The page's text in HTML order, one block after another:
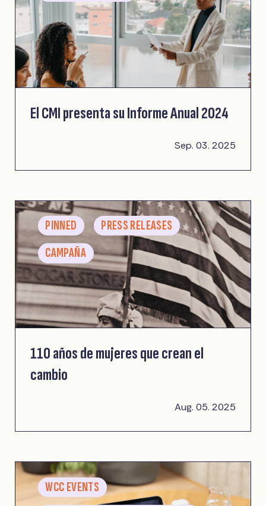
El CMI presenta su Informe Anual 2024
Sep. 03. 2025
PINNED
PRESS RELEASES
CAMPAÑA
110 años de mujeres que crean el
cambio
Aug. 05. 2025
WCC EVENTS